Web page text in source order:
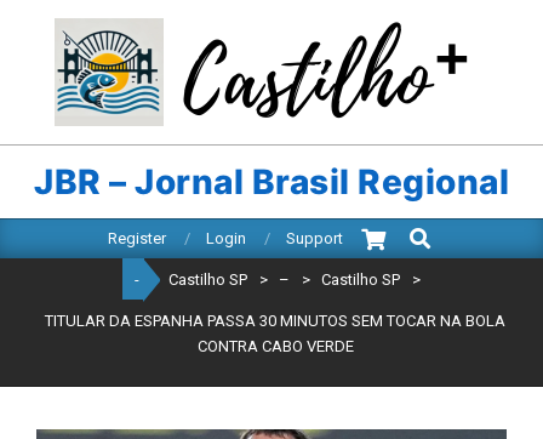
content
CASTILHO
SP
JBR – Jornal Brasil Regional
Navigation
Register Login Support
Search
- Castilho SP > – > Castilho SP >
TITULAR DA ESPANHA PASSA 30 MINUTOS SEM TOCAR NA BOLA
CONTRA CABO VERDE